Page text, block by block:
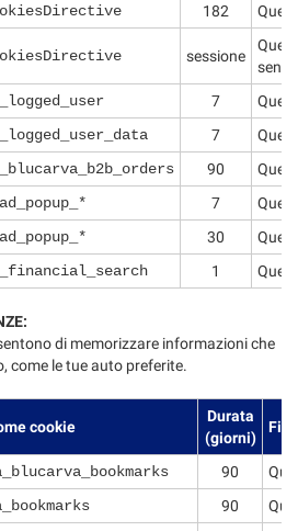
182
sessione
7
7
90
7
30
1
di memorizzare informazioni che
come le tue auto preferite.
cookie
Durata
(giorni)
90
90